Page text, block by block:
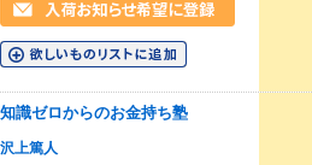
知識ゼロからのお金持ち塾
沢上篤人